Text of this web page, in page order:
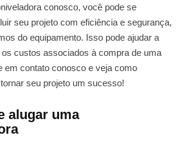
conosco, você pode se
seu projeto com eficiência e segurança,
do equipamento. Isso pode ajudar a
custos associados à compra de uma
em contato conosco e veja como
seu projeto um sucesso!
alugar uma